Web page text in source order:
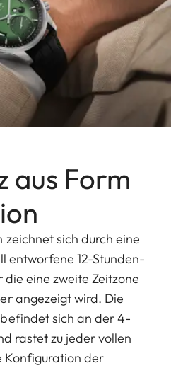
aus Form
zeichnet sich durch eine
entworfene 12-Stunden-
eine zweite Zeitzone
angezeigt wird. Die
sich an der 4-
rastet zu jeder vollen
Konfiguration der